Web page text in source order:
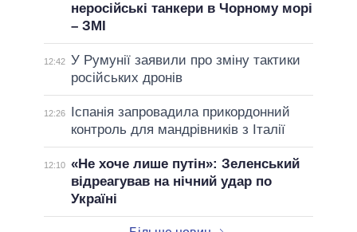
неросійські танкери в Чорному морі
– ЗМІ
12:42 У Румунії заявили про зміну тактики
російських дронів
12:26
Іспанія запровадила прикордонний
контроль для мандрівників з Італії
12:10 «Не хоче лише путін»: Зеленський
відреагував на нічний удар по
Україні